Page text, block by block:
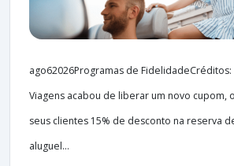
ago62026Programas de FidelidadeCréditos:
Viagens acabou de liberar um novo cupom,
seus clientes 15% de desconto na reserva
aluguel...